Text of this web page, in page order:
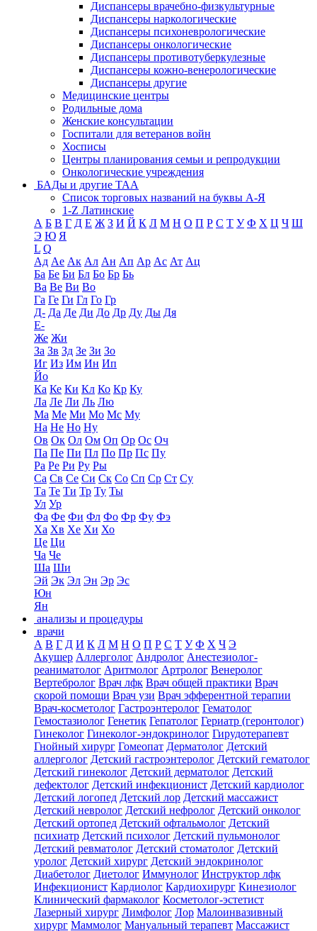
Диспансеры врачебно-физкультурные
Диспансеры наркологические
Диспансеры психоневрологические
Диспансеры онкологические
Диспансеры противотуберкулезные
Диспансеры кожно-венерологические
Диспансеры другие
Медицинские центры
Родильные дома
Женские консультации
Госпитали для ветеранов войн
Хосписы
Центры планирования семьи и репродукции
Онкологические учреждения
БАДы и другие ТАА
Список торговых названий на буквы А-Я
1-Z Латинские
А Б В Г Д Е Ж З И Й К Л М Н О П Р С Т У Ф Х Ц Ч Ш
Э Ю Я
L Q
Ад Ае Ак Ал Ан Ап Ар Ас Ат Ац
Ба Бе Би Бл Бо Бр Бь
Ва Ве Ви Во
Га Ге Ги Гл Го Гр
Д- Да Де Ди До Др Ду Ды Дя
Е-
Же Жи
За Зв Зд Зе Зи Зо
Иг Из Им Ин Ип
Йо
Ка Ке Ки Кл Ко Кр Ку
Ла Ле Ли Ль Лю
Ма Ме Ми Мо Мс Му
На Не Но Ну
Ов Ок Ол Ом Оп Ор Ос Оч
Па Пе Пи Пл По Пр Пс Пу
Ра Ре Ри Ру Ры
Са Св Се Си Ск Со Сп Ср Ст Су
Та Те Ти Тр Ту Ты
Ул Ур
Фа Фе Фи Фл Фо Фр Фу Фэ
Ха Хв Хе Хи Хо
Це Ци
Ча Че
Ша Ши
Эй Эк Эл Эн Эр Эс
Юн
Ян
анализы и процедуры
врачи
А В Г Д И К Л М Н О П Р С Т У Ф Х Ч Э
Акушер Аллерголог Андролог Анестезиолог-
реаниматолог Аритмолог Артролог Венеролог
Вертебролог Врач лфк Врач общей практики Врач
скорой помощи Врач узи Врач эфферентной терапии
Врач-косметолог Гастроэнтеролог Гематолог
Гемостазиолог Генетик Гепатолог Гериатр (геронтолог)
Гинеколог Гинеколог-эндокринолог Гирудотерапевт
Гнойный хирург Гомеопат Дерматолог Детский
аллерголог Детский гастроэнтеролог Детский гематолог
Детский гинеколог Детский дерматолог Детский
дефектолог Детский инфекционист Детский кардиолог
Детский логопед Детский лор Детский массажист
Детский невролог Детский нефролог Детский онколог
Детский ортопед Детский офтальмолог Детский
психиатр Детский психолог Детский пульмонолог
Детский ревматолог Детский стоматолог Детский
уролог Детский хирург Детский эндокринолог
Диабетолог Диетолог Иммунолог Инструктор лфк
Инфекционист Кардиолог Кардиохирург Кинезиолог
Клинический фармаколог Косметолог-эстетист
Лазерный хирург Лимфолог Лор Малоинвазивный
хирург Маммолог Мануальный терапевт Массажист